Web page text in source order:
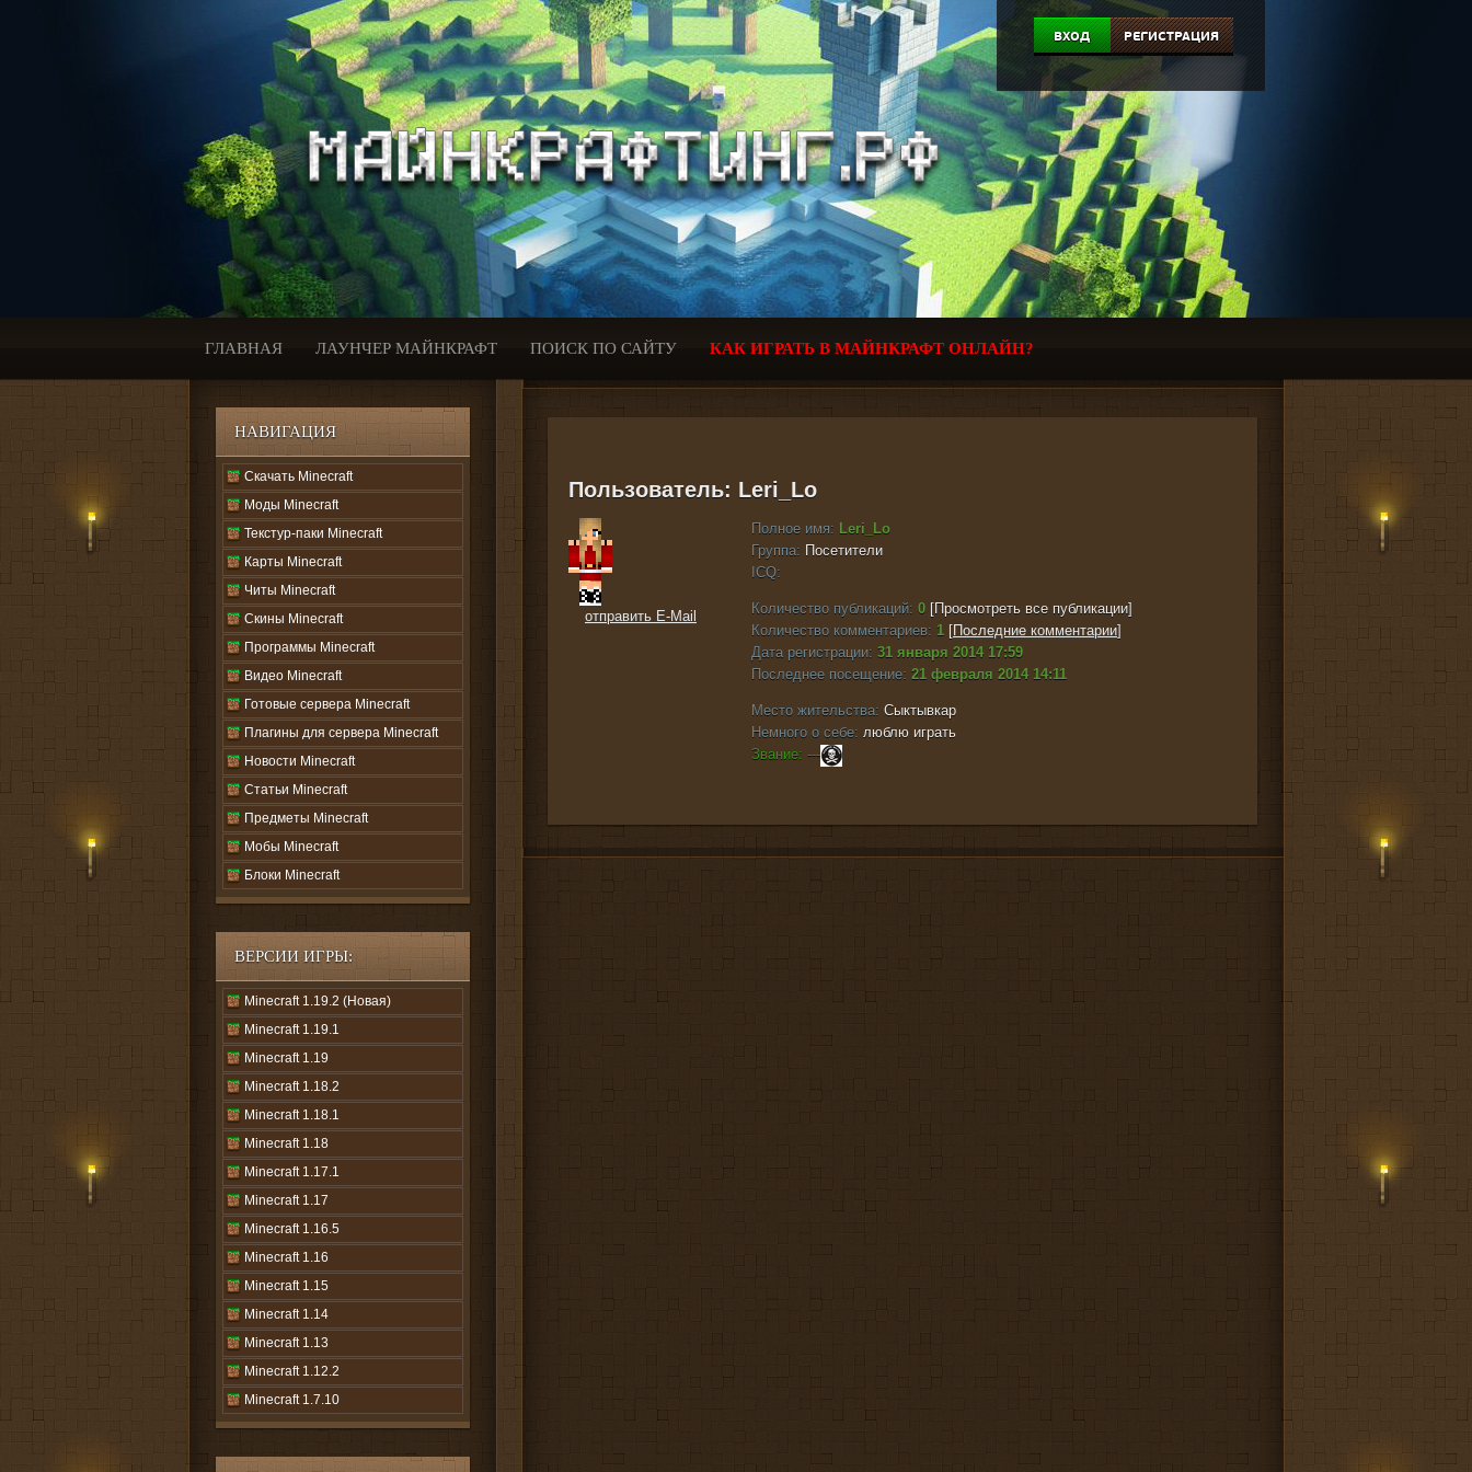
ВХОД РЕГИСТРАЦИЯ
ГЛАВНАЯ ЛАУНЧЕР МАЙНКРАФТ ПОИСК ПО САЙТУ КАК ИГРАТЬ В МАЙНКРАФТ ОНЛАЙН?
НАВИГАЦИЯ
Скачать Minecraft
Моды Minecraft
Текстур-паки Minecraft
Карты Minecraft
Читы Minecraft
Скины Minecraft
Программы Minecraft
Видео Minecraft
Готовые сервера Minecraft
Плагины для сервера Minecraft
Новости Minecraft
Статьи Minecraft
Предметы Minecraft
Мобы Minecraft
Блоки Minecraft
ВЕРСИИ ИГРЫ:
Minecraft 1.19.2 (Новая)
Minecraft 1.19.1
Minecraft 1.19
Minecraft 1.18.2
Minecraft 1.18.1
Minecraft 1.18
Minecraft 1.17.1
Minecraft 1.17
Minecraft 1.16.5
Minecraft 1.16
Minecraft 1.15
Minecraft 1.14
Minecraft 1.13
Minecraft 1.12.2
Minecraft 1.7.10
Пользователь: Leri_Lo
отправить E-Mail
Полное имя: Leri_Lo
Группа: Посетители
ICQ:
Количество публикаций: 0 [Просмотреть все публикации]
Количество комментариев: 1 [Последние комментарии]
Дата регистрации: 31 января 2014 17:59
Последнее посещение: 21 февраля 2014 14:11
Место жительства: Сыктывкар
Немного о себе: люблю играть
Звание: ---